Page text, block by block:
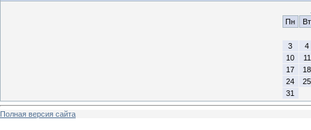
Пн
Вт
3
4
10
11
17
18
24
25
31
Полная версия сайта